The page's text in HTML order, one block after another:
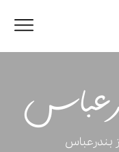
بندرعباس